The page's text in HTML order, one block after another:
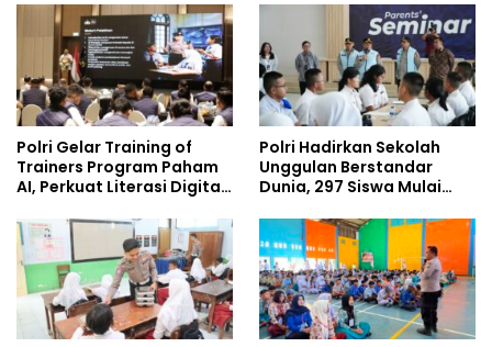
Policing Masuki Babak
Polri Gelar Training of
Trainers Program Paham
AI, Perkuat Literasi Digital
Polri Hadirkan Sekolah
Unggulan Berstandar
Dunia, 297 Siswa Mulai